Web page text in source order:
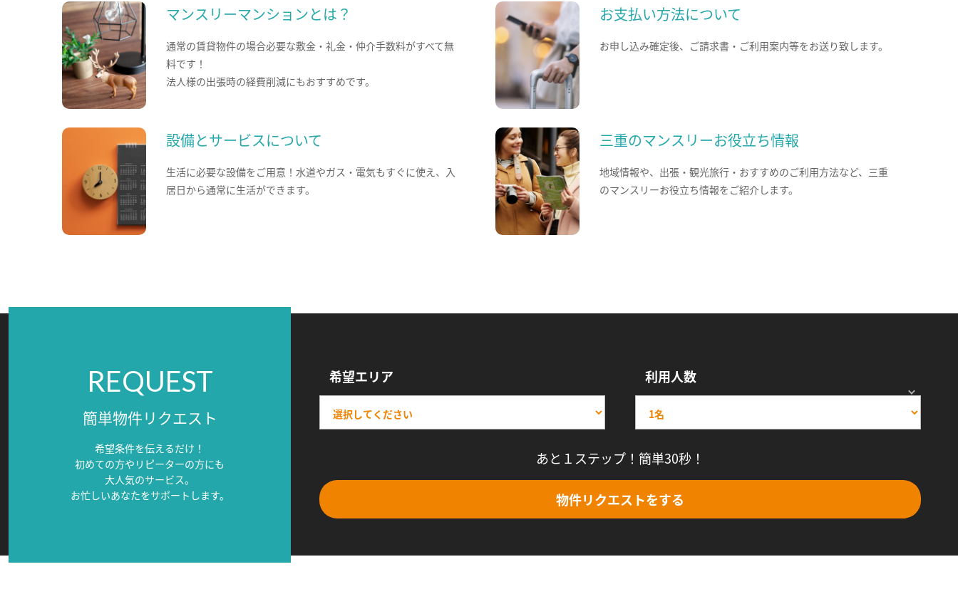
マンスリーマンションとは？
通常の賃貸物件の場合必要な敷金・礼金・仲介手数料がすべて無
料です！
法人様の出張時の経費削減にもおすすめです。
お支払い方法について
お申し込み確定後、ご請求書・ご利用案内等をお送り致します。
設備とサービスについて
生活に必要な設備をご用意！水道やガス・電気もすぐに使え、入
居日から通常に生活ができます。
三重のマンスリーお役立ち情報
地域情報や、出張・観光旅行・おすすめのご利用方法など、三重
のマンスリーお役立ち情報をご紹介します。
REQUEST
簡単物件リクエスト
希望条件を伝えるだけ！
初めての方やリピーターの方にも
大人気のサービス。
お忙しいあなたをサポートします。
希望エリア 利用人数
あと１ステップ！簡単30秒！
物件リクエストをする